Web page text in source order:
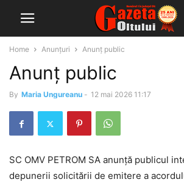
Home Anunțuri Anunţ public
Anunţ public
By Maria Ungureanu - 12 mai 2026 11:17
SC OMV PETROM SA anunţă publicul
depunerii solicitării de emitere a